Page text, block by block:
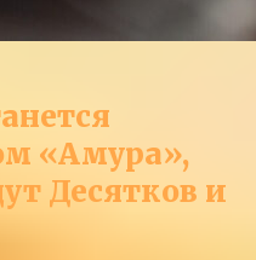
«Амура»,
Десятков и